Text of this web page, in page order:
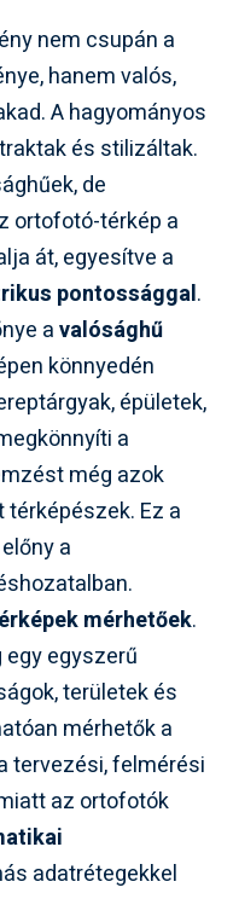
nem csupán a
hanem valós,
A hagyományos
és stilizáltak.
de
ortofotó-térkép a
át, egyesítve a
pontossággal.
avalósághű
könnyedén
épületek,
a
még azok
Ez a
a
mérhetőek.
egyszerű
területek és
mérhetők a
tervezési, felmérési
az ortofotók
adatrétegekkel